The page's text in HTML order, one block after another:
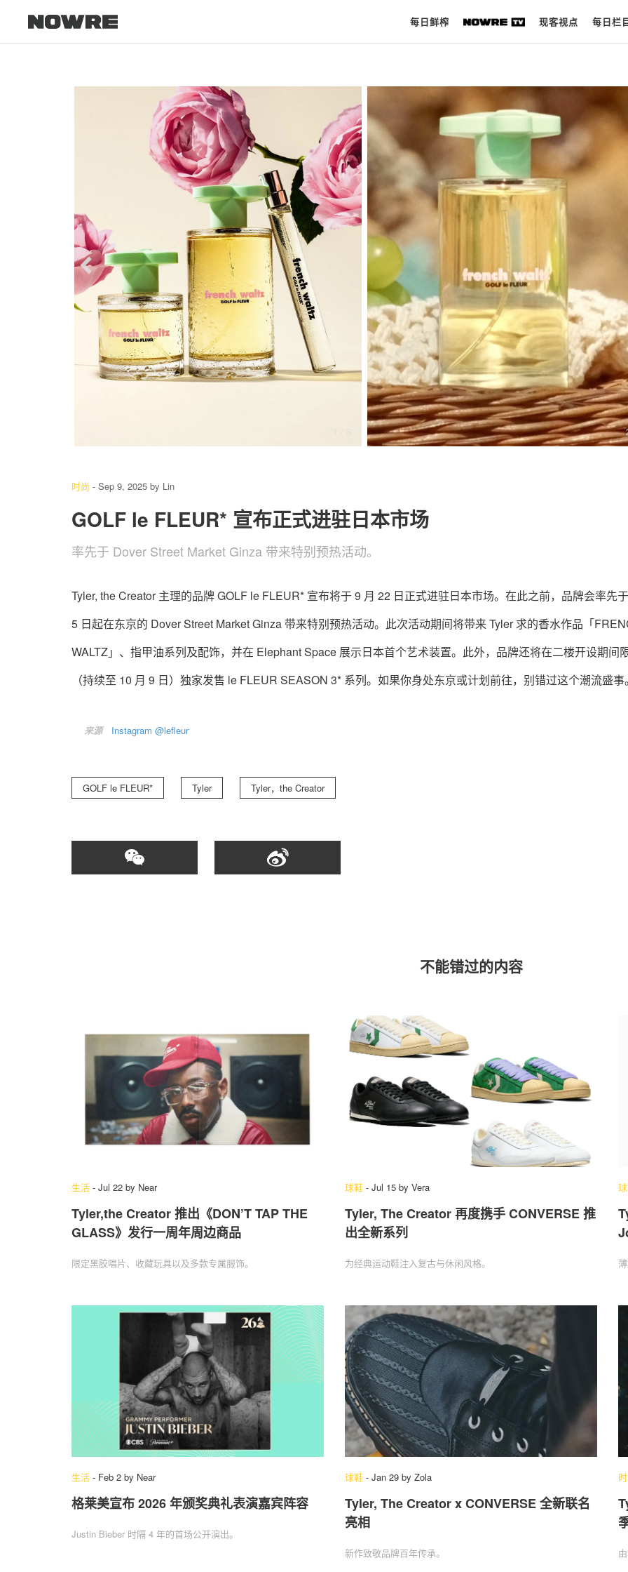
每日鲜榨 现客视点 每日栏
现客视点
每日栏目
时 尚
球 鞋
科 技
关于我们 联系我们
时尚 - Sep 9, 2025 by Lin
GOLF le FLEUR* 宣布正式进驻日本市场
率先于 Dover Street Market Ginza 带来特别预热活动。
Tyler, the Creator 主理的品牌 GOLF le FLEUR* 宣布将于 9 月 22 日正式进驻日本市场。在此之前，品牌会率先
5 日起在东京的 Dover Street Market Ginza 带来特别预热活动。此次活动期间将带来 Tyler 求的香水作品「
WALTZ」、指甲油系列及配饰，并在 Elephant Space 展示日本首个艺术装置。此外，品牌还将在二楼开设期间
（持续至 10 月 9 日）独家发售 le FLEUR SEASON 3* 系列。如果你身处东京或计划前往，别错过这个潮流盛事。
来源 Instagram @lefleur
GOLF le FLEUR* Tyler Tyler，the Creator
不能错过的内容
生活 - Jul 22 by Near
Tyler,the Creator 推出《DON’T TAP THE
GLASS》发行一周年周边商品
限定黑胶唱片、收藏玩具以及多款专属服饰。
球鞋 - Jul 15 by Vera
Tyler, The Creator 再度携手 CONVERSE 推
出全新系列
为经典运动鞋注入复古与休闲风格。
生活 - Feb 2 by Near
格莱美宣布 2026 年颁奖典礼表演嘉宾阵容
Justin Bieber 时隔 4 年的首场公开演出。
球鞋 - Jan 29 by Zola
Tyler, The Creator x CONVERSE 全新联名
亮相
新作致敬品牌百年传承。